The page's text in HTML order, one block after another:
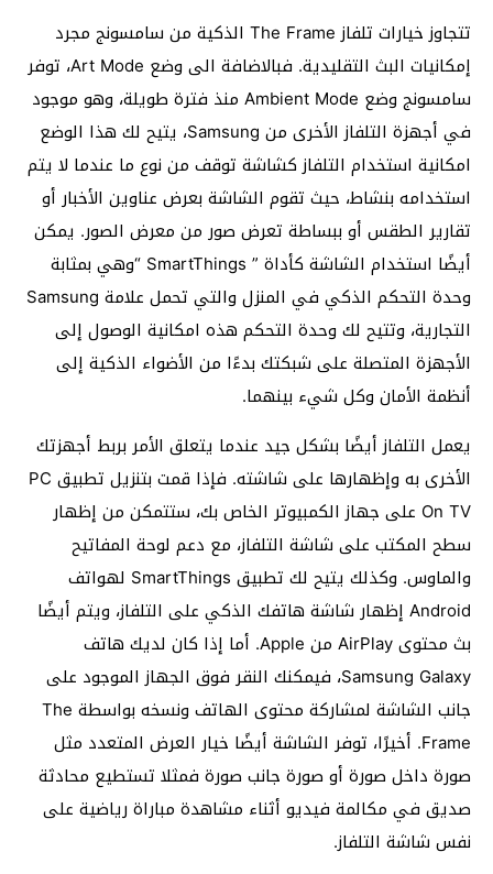
تتجاوز خيارات تلفاز The Frame الذكية من سامسونج مجرد
إمكانيات البث التقليدية. فبالاضافة الى وضع Art Mode، توفر
سامسونج وضع Ambient Mode منذ فترة طويلة، وهو موجود
في أجهزة التلفاز الأخرى من Samsung، يتيح لك هذا الوضع
امكانية استخدام التلفاز كشاشة توقف من نوع ما عندما لا يتم
استخدامه بنشاط، حيث تقوم الشاشة بعرض عناوين الأخبار أو
تقارير الطقس أو ببساطة تعرض صور من معرض الصور. يمكن
أيضًا استخدام الشاشة كأداة ” SmartThings “وهي بمثابة
وحدة التحكم الذكي في المنزل والتي تحمل علامة Samsung
التجارية، وتتيح لك وحدة التحكم هذه امكانية الوصول إلى
الأجهزة المتصلة على شبكتك بدءًا من الأضواء الذكية إلى
أنظمة الأمان وكل شيء بينهما.
يعمل التلفاز أيضًا بشكل جيد عندما يتعلق الأمر بربط أجهزتك
الأخرى به وإظهارها على شاشته. فإذا قمت بتنزيل تطبيق PC
On TV على جهاز الكمبيوتر الخاص بك، ستتمكن من إظهار
سطح المكتب على شاشة التلفاز، مع دعم لوحة المفاتيح
والماوس. وكذلك يتيح لك تطبيق SmartThings لهواتف
Android إظهار شاشة هاتفك الذكي على التلفاز، ويتم أيضًا
بث محتوى AirPlay من Apple. أما إذا كان لديك هاتف
Samsung Galaxy، فيمكنك النقر فوق الجهاز الموجود على
جانب الشاشة لمشاركة محتوى الهاتف ونسخه بواسطة The
Frame. أخيرًا، توفر الشاشة أيضًا خيار العرض المتعدد مثل
صورة داخل صورة أو صورة جانب صورة فمثلا تستطيع محادثة
صديق في مكالمة فيديو أثناء مشاهدة مباراة رياضية على
نفس شاشة التلفاز.